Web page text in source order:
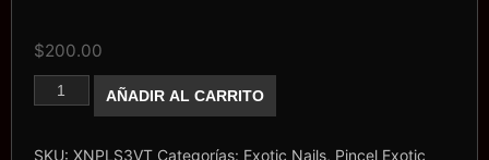
$200.00
Pincel
Exotic
set
AÑADIR AL CARRITO
SKU: XNPLS3VT Categorías: Exotic Nails, Pincel Exotic